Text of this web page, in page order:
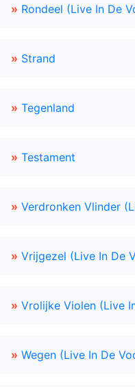
» Rondeel (Live In De
» Strand
» Tegenland
» Testament
» Verdronken Vlinder
» Vrijgezel (Live In De
» Vrolijke Violen (Live
» Wegen (Live In De